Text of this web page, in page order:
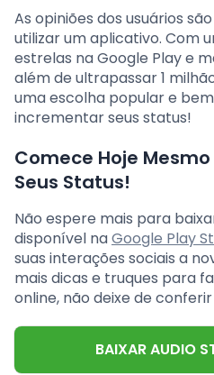
As opiniões dos usuários
utilizar um aplicativo. Com
estrelas na Google Play e
além de ultrapassar 1
uma escolha popular e
incrementar seus status!
Comece Hoje
Seus Status!
Não espere mais para
disponível naGoogle Play
suas interações sociais a
mais dicas e truques para
online, não deixe de
BAIXAR AUDIO